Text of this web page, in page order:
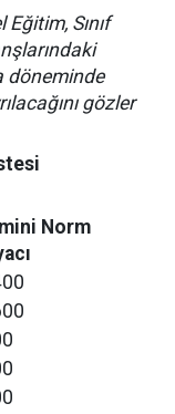
Sınıf
döneminde
gözler
Norm